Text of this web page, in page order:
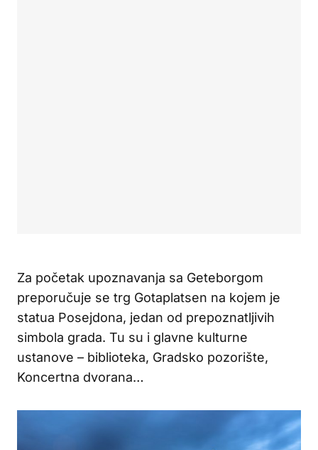
Za početak upoznavanja sa Geteborgom
preporučuje se trg Gotaplatsen na kojem je
statua Posejdona, jedan od prepoznatljivih
simbola grada. Tu su i glavne kulturne
ustanove – biblioteka, Gradsko pozorište,
Koncertna dvorana…